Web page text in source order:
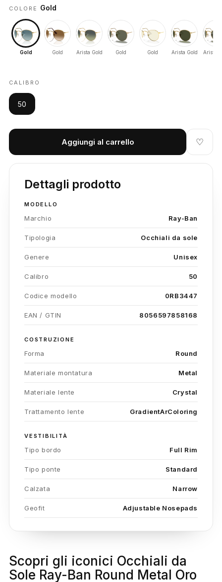
COLORE Gold
Gold Gold Arista Gold Gold Gold Arista Gold Arista
CALIBRO
50
Aggiungi al carrello ♡
Dettagli prodotto
MODELLO
Marchio Ray-Ban
Tipologia Occhiali da sole
Genere Unisex
Calibro 50
Codice modello 0RB3447
EAN / GTIN 8056597858168
COSTRUZIONE
Forma Round
Materiale montatura Metal
Materiale lente Crystal
Trattamento lente GradientArColoring
VESTIBILITÀ
Tipo bordo Full Rim
Tipo ponte Standard
Calzata Narrow
Geofit Adjustable Nosepads
Scopri gli iconici Occhiali da
Sole Ray-Ban Round Metal Oro